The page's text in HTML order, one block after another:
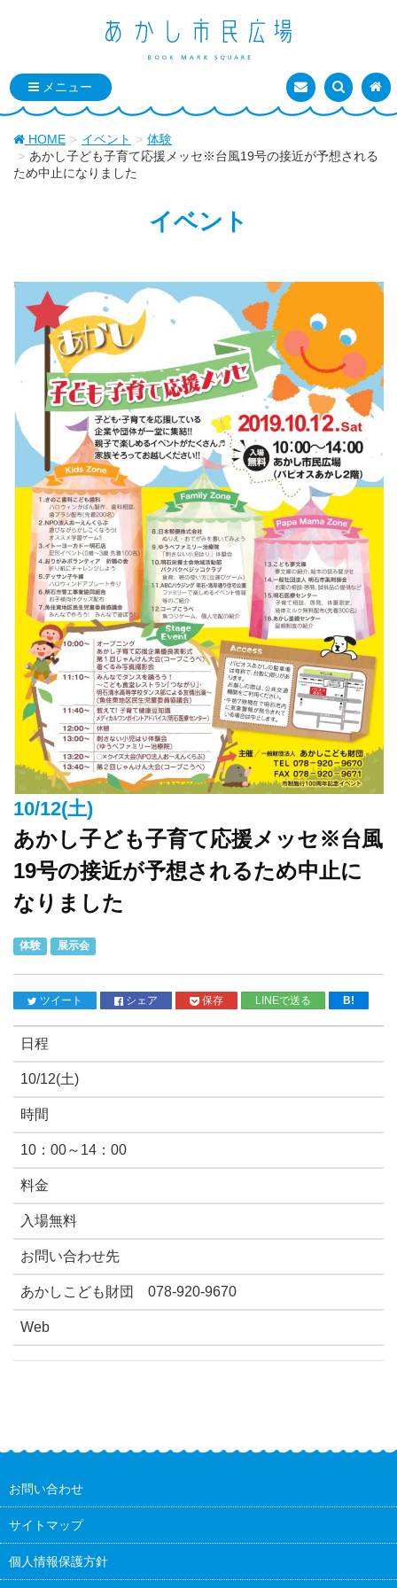
お問い合わせ
検索を表
ト
HOME イベント
体験
あかし子ども子育て応援メッセ※台風19号の接近が予想される
ため中止になりました
イベント
10/12(土)
あかし子ども子育て応援メッセ※台風
19号の接近が予想されるため中止に
なりました
体験 展示会
ツイート シェア 保存 LINEで送る B!
日程
10/12(土)
時間
10：00～14：00
料金
入場無料
お問い合わせ先
あかしこども財団 078-920-9670
Web
お問い合わせ
サイトマップ
個人情報保護方針